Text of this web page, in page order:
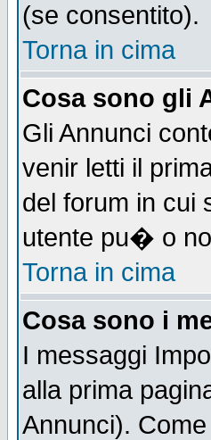
(se consentito).
Torna in cima
Cosa sono gli
Gli Annunci
venir letti il
del forum in cui
utente pu� o
Torna in cima
Cosa sono i
I messaggi
alla prima
Annunci).